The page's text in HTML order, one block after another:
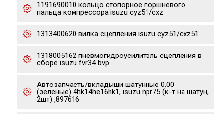
1191690010 кольцо стопорное поршневого
пальца компрессора isuzu cyz51/cxz
1313400620 вилка сцепления isuzu cyz51/cxz51
1318005162 пневмогидроусилитель сцепления в
сборе isuzu fvr34 bvp
Автозапчасть/вкладыши шатунные 0.00
(зеленые) 4hk14he16hk1, isuzu npr75 (к-т на шатун,
2шт) ,897616